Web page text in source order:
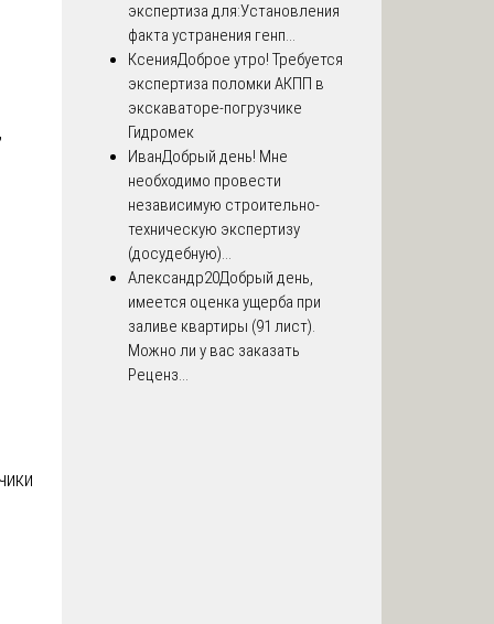
экспертиза для:Установления
факта устранения генп...
КсенияДоброе утро! Требуется
экспертиза поломки АКПП в
экскаваторе-погрузчике
Гидромек
ИванДобрый день! Мне
необходимо провести
независимую строительно-
техническую экспертизу
(досудебную)...
Александр20Добрый день,
имеется оценка ущерба при
заливе квартиры (91 лист).
Можно ли у вас заказать
Реценз...